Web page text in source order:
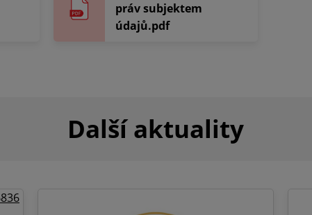
práv subjektem
údajů.pdf
Další aktuality